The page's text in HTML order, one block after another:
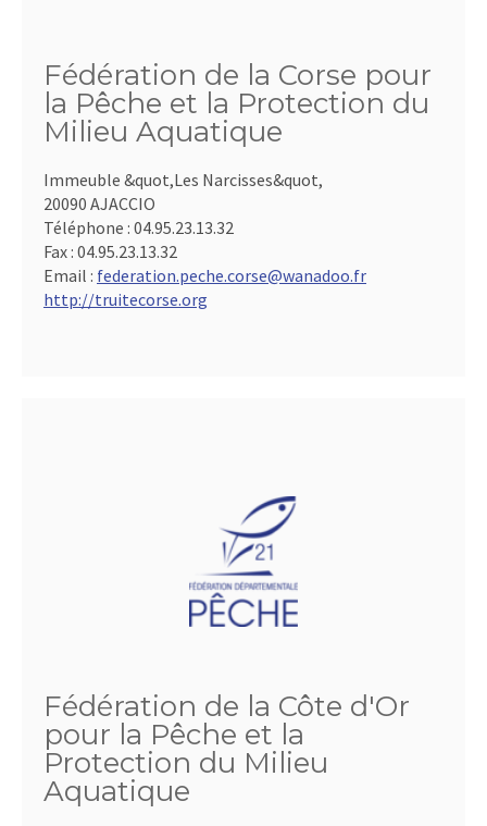
Fédération de la Corse pour
la Pêche et la Protection du
Milieu Aquatique
Immeuble &quot,Les Narcisses&quot,
20090 AJACCIO
Téléphone : 04.95.23.13.32
Fax : 04.95.23.13.32
Email : federation.peche.corse@wanadoo.fr
http://truitecorse.org
Fédération de la Côte d'Or
pour la Pêche et la
Protection du Milieu
Aquatique